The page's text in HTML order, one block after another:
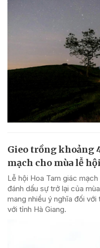
Gieo trồng khoảng
mạch cho mùa lễ
Lễ hội Hoa Tam giác
đánh dấu sự trở lại của
mang nhiều ý nghĩa đối với
với tỉnh Hà Giang.